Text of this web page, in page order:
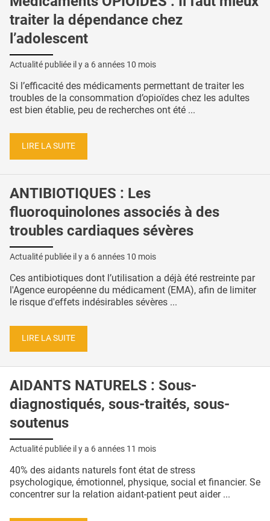
traiter la dépendance chez
l’adolescent
Actualité publiée il y a 6 années 10 mois
Si l’efficacité des médicaments permettant de traiter les
troubles de la consommation d’opioïdes chez les adultes
est bien établie, peu de recherches ont été ...
LIRE LA SUITE
ANTIBIOTIQUES : Les
fluoroquinolones associés à des
troubles cardiaques sévères
Actualité publiée il y a 6 années 10 mois
Ces antibiotiques dont l’utilisation a déjà été restreinte par
l'Agence européenne du médicament (EMA), afin de limiter
le risque d'effets indésirables sévères ...
LIRE LA SUITE
AIDANTS NATURELS : Sous-
diagnostiqués, sous-traités, sous-
soutenus
Actualité publiée il y a 6 années 11 mois
40% des aidants naturels font état de stress
psychologique, émotionnel, physique, social et financier. Se
concentrer sur la relation aidant-patient peut aider ...